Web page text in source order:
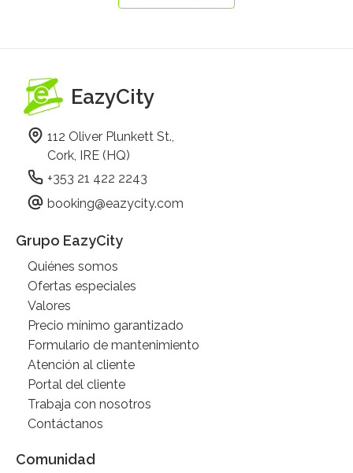
EazyCity
112 Oliver Plunkett St.,
Cork, IRE (HQ)
+353 21 422 2243
booking@eazycity.com
Grupo EazyCity
Quiénes somos
Ofertas especiales
Valores
Precio mínimo garantizado
Formulario de mantenimiento
Atención al cliente
Portal del cliente
Trabaja con nosotros
Contáctanos
Comunidad